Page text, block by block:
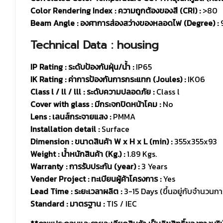
Color Rendering Index : ความถูกต้องของสี (CRI) :>80
Beam Angle : องศาการส่องสว่างของหลอดไฟ (Degree) :
Technical Data : housing
IP Rating : ระดับป้องกันฝุ่น/น้ำ :IP65
IK Rating : ค่าการป้องกันการกระแทก (Joules) :IK06
Class l / ll / lll : ระดับความปลอดภัย :Class l
Cover with glass : มีกระจกปิดหน้าโคม :No
Lens : เลนส์กระจายแสง :PMMA
Installation detail :Surface
Dimension : ขนาดสินค้า W x H x L (min) :355x355x93
Weight : น้ำหนักสินค้า (Kg.) :1.89 Kgs.
Warranty : การรับประกัน (year) :3 Years
Vender Project : ทะเบียนผู้ค้าโครงการ :Yes
Lead Time : ระยะเวลาผลิต :3-15 Days (ขึ้นอยู่กับจำนวนก
Standard : มาตรฐาน :TIS / IEC